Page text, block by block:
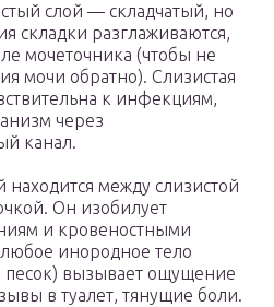
слой — складчатый, но
складки разглаживаются,
мочеточника (чтобы не
мочи обратно). Слизистая
к инфекциям,
через
канал.
находится между слизистой
Он изобилует
и кровеностными
инородное тело
вызывает ощущение
в туалет, тянущие боли.